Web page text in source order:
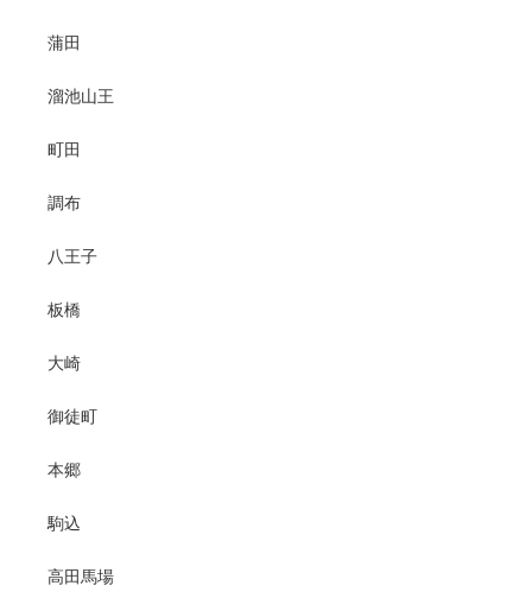
蒲田
溜池山王
町田
調布
八王子
板橋
大崎
御徒町
本郷
駒込
高田馬場